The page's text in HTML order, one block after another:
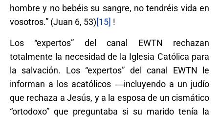
hombre y no bebéis su sangre, no tendréis vida en
vosotros.” (Juan 6, 53)[15] !
Los “expertos” del canal EWTN rechazan
totalmente la necesidad de la Iglesia Católica para
la salvación. Los “expertos” del canal EWTN le
informan a los acatólicos ―incluyendo a un judío
que rechaza a Jesús, y a la esposa de un cismático
“ortodoxo” que preguntaba si su marido tenía la